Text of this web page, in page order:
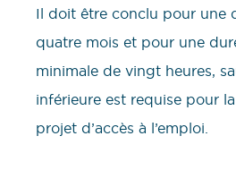
Il doit être conclu pour une
quatre mois et pour une
minimale de vingt heures,
inférieure est requise pour
projet d’accès à l’emploi.